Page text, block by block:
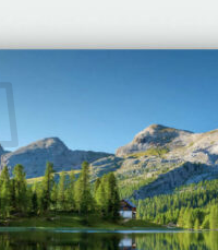
sich keine Produkte im
Shop